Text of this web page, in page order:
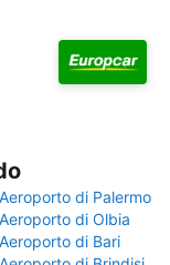
Aeroporto di Palermo
Aeroporto di Olbia
Aeroporto di Bari